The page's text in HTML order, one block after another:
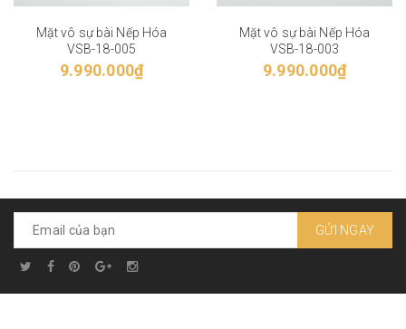
Mặt vô sự bài Nếp Hóa
VSB-18-005
9.990.000₫
Mặt vô sự bài Nếp Hóa
VSB-18-003
9.990.000₫
GỬI NGAY